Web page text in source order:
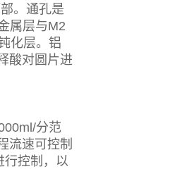
。通孔是
属层与M2
化层。铝
酸对圆片进
分范
流速可控制
行控制，以